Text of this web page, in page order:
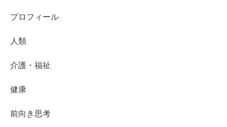
プロフィール
人類
介護・福祉
健康
前向き思考